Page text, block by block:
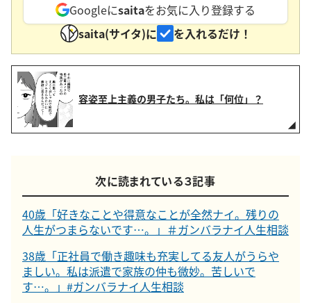
Googleにsaitaをお気に入り登録する
saita(サイタ)に
を入れるだけ！
容姿至上主義の男子たち。私は「何位」？
次に読まれている３記事
40歳「好きなことや得意なことが全然ナイ。残りの
人生がつまらないです…。」＃ガンバラナイ人生相談
38歳「正社員で働き趣味も充実してる友人がうらや
ましい。私は派遣で家族の仲も微妙。苦しいで
す…。」#ガンバラナイ人生相談